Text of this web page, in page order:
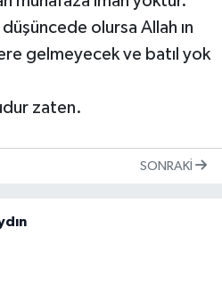
olursa Allah ın
gelmeyecek ve batıl yok
zaten.
SONRAKI